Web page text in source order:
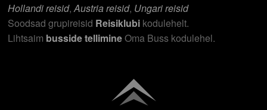
Hollandi reisid,Austria reisid, Ungari reisid
Soodsad grupireisid Reisiklubi kodulehelt.
Lihtsaim busside tellimineOma Buss kodulehel.